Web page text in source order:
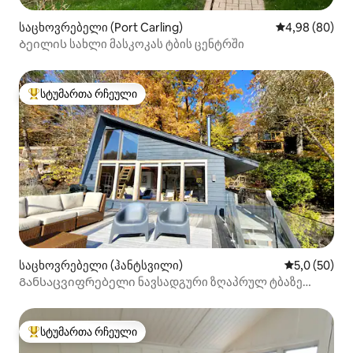
საცხოვრებელი (Port Carling) საშუალო
4,98 (80)
Ბეილის სახლი მასკოკას ტბის ცენტრში
სტუმართა რჩეული მოწინავე ვარიანტი
სტუმართა რჩეული
საცხოვრებელი (ჰანტსვილი) საშუალო
5,0 (50)
Განსაცვიფრებელი ნავსადგური ზღაპრულ ტბაზე
სტუმართა რჩეული მოწინავე ვარიანტი
სტუმართა რჩეული